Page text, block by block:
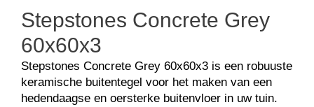
Stepstones Concrete Grey
Stepstones Concrete Grey
60x60x3
Stepstones Concrete Grey 60x60x3 is een robuuste
keramische buitentegel voor het maken van een
hedendaagse en oersterke buitenvloer in uw tuin.